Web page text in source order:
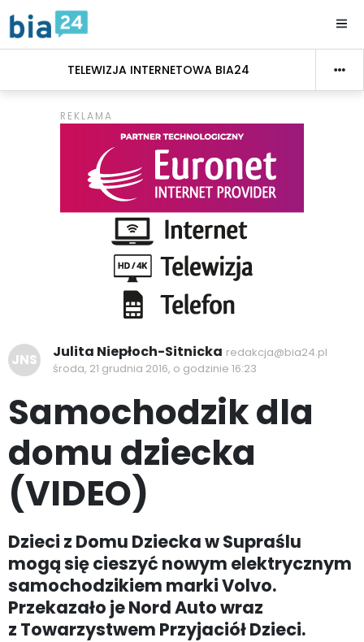
TELEWIZJA INTERNETOWA BIA24
JNS Julita Niepłoch-Sitnicka redakcja@bia24.pl
środa, 21 grudnia 2016, o godzinie 16:23
Samochodzik dla
domu dziecka
(VIDEO)
Dzieci z Domu Dziecka w Supraślu
mogą się cieszyć nowym elektrycznym
samochodzikiem marki Volvo.
Przekazało je Nord Auto wraz
z Towarzystwem Przyjaciół Dzieci.